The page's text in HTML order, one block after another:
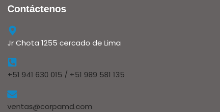
Contáctenos
Jr Chota 1255 cercado de Lima
+51 941 630 015 / +51 989 581 135
ventas@corpamd.com